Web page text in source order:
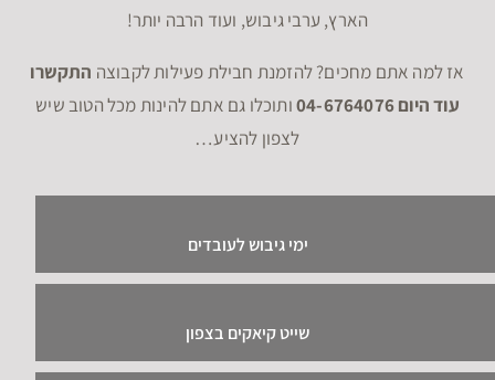
הארץ, ערבי גיבוש, ועוד הרבה יותר!
אז למה אתם מחכים? להזמנת חבילת פעילות לקבוצה התקשרו
עוד היום 04-6764076
ותוכלו גם אתם להינות מכל הטוב שיש
לצפון להציע…
ימי גיבוש לעובדים
שייט קיאקים בצפון